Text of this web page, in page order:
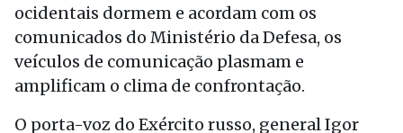
ocidentais dormem e acordam com os
comunicados do Ministério da Defesa, os
veículos de comunicação plasmam e
amplificam o clima de confrontação.
O porta-voz do Exército russo, general Igor